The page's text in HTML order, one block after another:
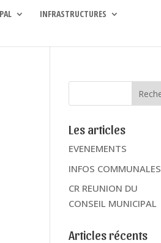
INFRASTRUCTURES
Les articles
EVENEMENTS
INFOS COMMUNALES
CR REUNION DU
CONSEIL MUNICIPAL
Articles récents